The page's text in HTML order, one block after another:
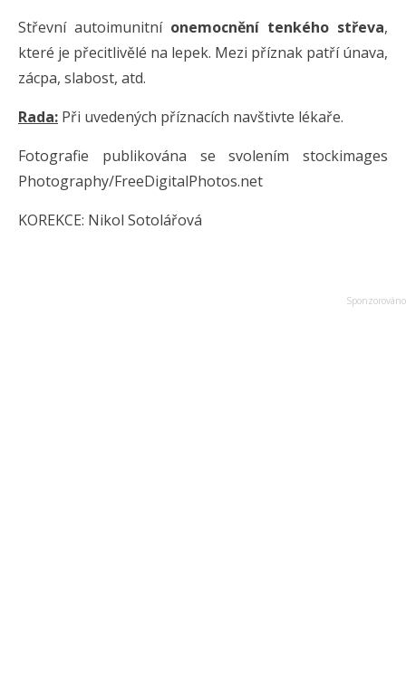
Střevní autoimunitní onemocnění tenkého střeva,
které je přecitlivělé na lepek. Mezi příznak patří únava,
zácpa, slabost, atd.
Rada: Při uvedených příznacích navštivte lékaře.
Fotografie publikována se svolením stockimages
Photography/FreeDigitalPhotos.net
KOREKCE: Nikol Sotolářová